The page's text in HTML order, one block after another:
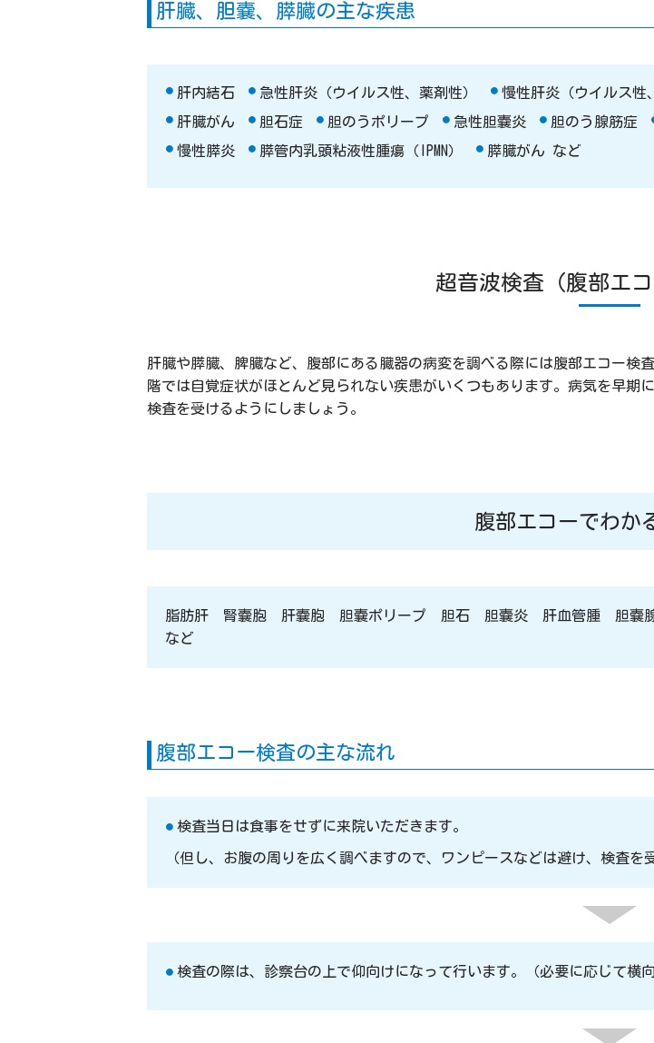
肝臓、胆嚢、膵臓の主な疾患
肝内結石 急性肝炎（ウイルス性、薬剤性） 慢性肝炎（ウイルス性
肝臓がん
胆石症 胆のうポリープ 急性胆嚢炎 胆のう腺筋症
慢性膵炎
膵管内乳頭粘液性腫瘍（IPMN） 膵臓がん など
超音波検査（腹部エ
肝臓や膵臓、脾臓など、腹部にある臓器の病変を調べる際には腹部エコー検
階では自覚症状がほとんど見られない疾患がいくつもあります。病気を早期
検査を受けるようにしましょう。
腹部エコーでわか
脂肪肝 腎嚢胞 肝嚢胞 胆嚢ポリープ 胆石 胆嚢炎 肝血管腫 胆
など
腹部エコー検査の主な流れ
検査当日は食事をせずに来院いただきます。
（但し、お腹の周りを広く調べますので、ワンピースなどは避け、検査を
検査の際は、診察台の上で仰向けになって行います。（必要に応じて横